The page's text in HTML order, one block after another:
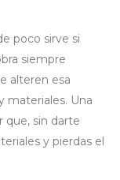
poco sirve si
siempre
alteren esa
materiales. Una
que, sin darte
y pierdas el